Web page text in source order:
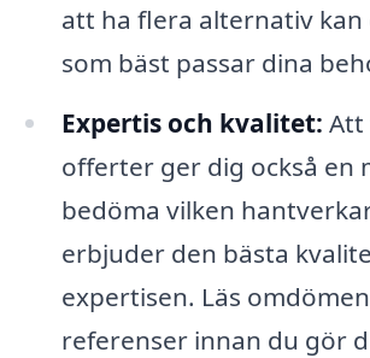
att ha flera alternativ kan
som bäst passar dina
Expertis och kvalitet: Att
offerter ger dig också en
bedöma vilken
erbjuder den bästa
expertisen. Läs
referenser innan du gör